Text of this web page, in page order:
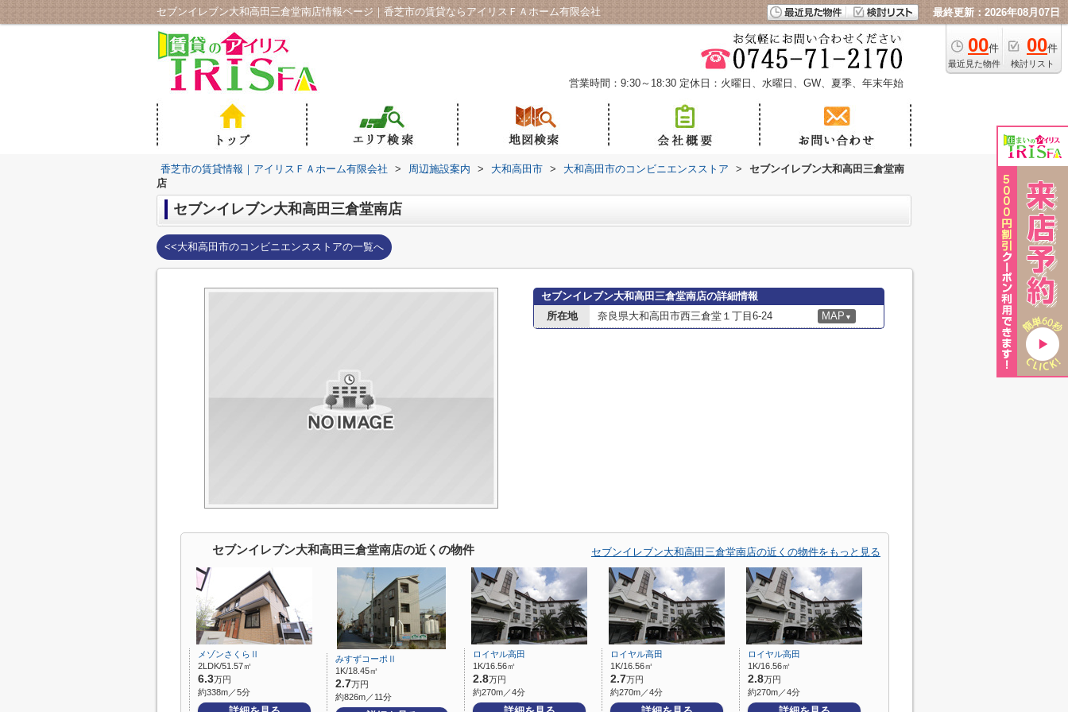
セブンイレブン大和高田三倉堂南店情報ページ｜香芝市の賃貸ならアイリスＦＡホーム有限会社 最終更新：2026年08月07日
00件
最近見た物件
00件
検討リスト
営業時間：9:30～18:30 定休日：火曜日、水曜日、GW、夏季、年末年始
香芝市の賃貸情報｜アイリスＦＡホーム有限会社 > 周辺施設案内 > 大和高田市 > 大和高田市のコンビニエンスストア >
セブンイレブン大和高田三倉堂南
店
セブンイレブン大和高田三倉堂南店
<<大和高田市のコンビニエンスストアの一覧へ
セブンイレブン大和高田三倉堂南店の詳細情報
所在地
奈良県大和高田市西三倉堂１丁目6-24 MAP ▼
セブンイレブン大和高田三倉堂南店の近くの物件 セブンイレブン大和高田三倉堂南店の近くの物件をもっと見る
メゾンさくらⅡ
2LDK/51.57㎡
6.3万円
約338m／5分
みすずコーポⅡ
1K/18.45㎡
2.7万円
約826m／11分
ロイヤル高田
1K/16.56㎡
2.8万円
約270m／4分
ロイヤル高田
1K/16.56㎡
2.7万円
約270m／4分
ロイヤル高田
1K/16.56㎡
2.8万円
約270m／4分